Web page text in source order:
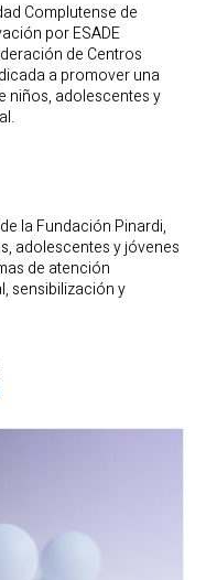
Complutense de
por ESADE
de Centros
a promover una
niños, adolescentes y
la Fundación Pinardi,
adolescentes y jóvenes
de atención
sensibilización y